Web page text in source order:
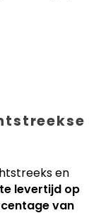
en
levertijd op
van